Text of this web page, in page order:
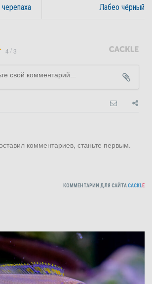
Лабео чёрный
4 /3
комментариев, станьте первым.
КОММЕНТАРИИ ДЛЯ САЙТАCACKLE